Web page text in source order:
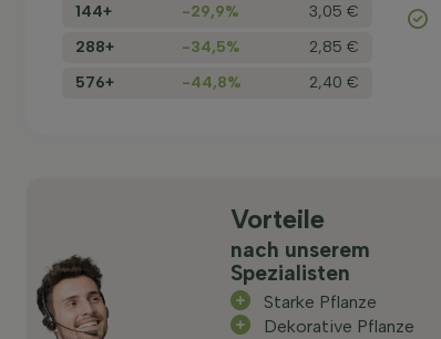
144+
-29,9%
3,05 €
288+
-34,5%
2,85 €
576+
-44,8% 2,40 €
Vorteile
nach unserem
Spezialisten
Starke Pflanze
Dekorative Pflanze